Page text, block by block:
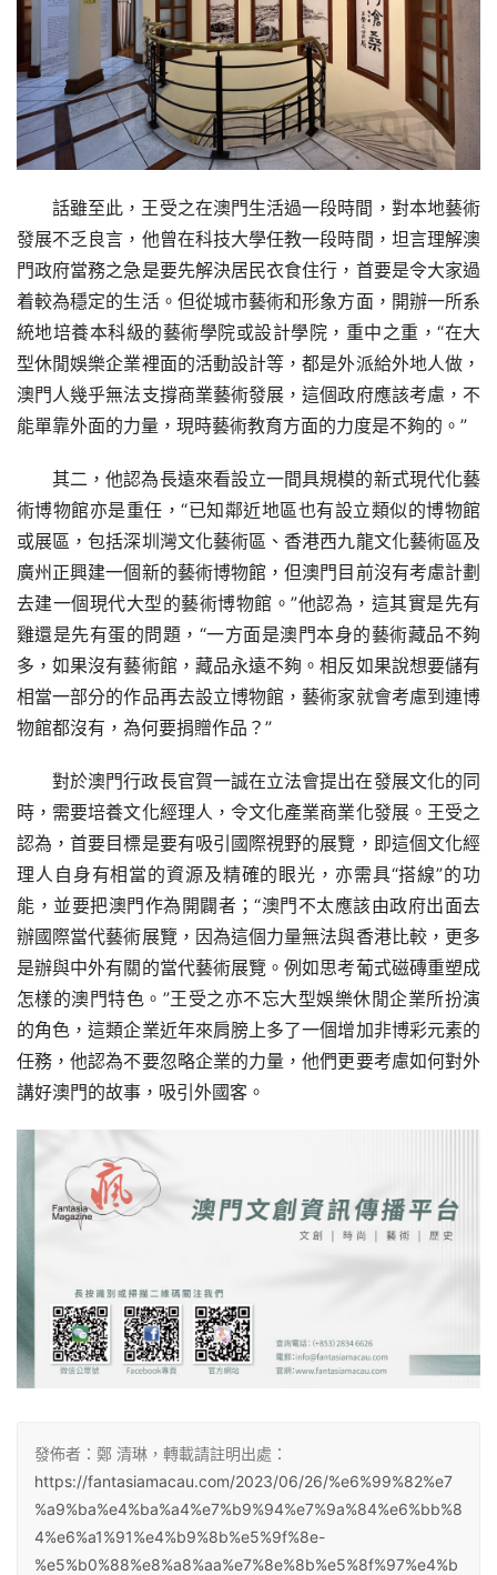
話雖至此，王受之在澳門生活過一段時間，對本地藝術
發展不乏良言，他曾在科技大學任教一段時間，坦言理解澳
門政府當務之急是要先解決居民衣食住行，首要是令大家過
着較為穩定的生活。但從城市藝術和形象方面，開辦一所系
統地培養本科級的藝術學院或設計學院，重中之重，“在大
型休閒娛樂企業裡面的活動設計等，都是外派給外地人做，
澳門人幾乎無法支撐商業藝術發展，這個政府應該考慮，不
能單靠外面的力量，現時藝術教育方面的力度是不夠的。”
其二，他認為長遠來看設立一間具規模的新式現代化藝
術博物館亦是重任，“已知鄰近地區也有設立類似的博物館
或展區，包括深圳灣文化藝術區、香港西九龍文化藝術區及
廣州正興建一個新的藝術博物館，但澳門目前沒有考慮計劃
去建一個現代大型的藝術博物館。”他認為，這其實是先有
雞還是先有蛋的問題，“一方面是澳門本身的藝術藏品不夠
多，如果沒有藝術館，藏品永遠不夠。相反如果說想要儲有
相當一部分的作品再去設立博物館，藝術家就會考慮到連博
物館都沒有，為何要捐贈作品？”
對於澳門行政長官賀一誠在立法會提出在發展文化的同
時，需要培養文化經理人，令文化產業商業化發展。王受之
認為，首要目標是要有吸引國際視野的展覽，即這個文化經
理人自身有相當的資源及精確的眼光，亦需具“搭線”的功
能，並要把澳門作為開闢者；“澳門不太應該由政府出面去
辦國際當代藝術展覽，因為這個力量無法與香港比較，更多
是辦與中外有關的當代藝術展覽。例如思考葡式磁磚重塑成
怎樣的澳門特色。”王受之亦不忘大型娛樂休閒企業所扮演
的角色，這類企業近年來肩膀上多了一個增加非博彩元素的
任務，他認為不要忽略企業的力量，他們更要考慮如何對外
講好澳門的故事，吸引外國客。
發佈者：鄭 清琳，轉載請註明出處：
https://fantasiamacau.com/2023/06/26/%e6%99%82%e7
%a9%ba%e4%ba%a4%e7%b9%94%e7%9a%84%e6%bb%8
4%e6%a1%91%e4%b9%8b%e5%9f%8e-
%e5%b0%88%e8%a8%aa%e7%8e%8b%e5%8f%97%e4%b